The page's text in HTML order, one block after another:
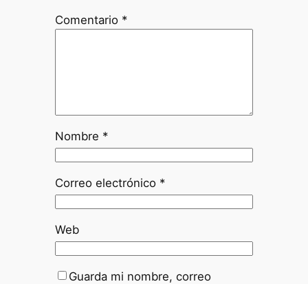
Comentario *
Nombre *
Correo electrónico *
Web
Guarda mi nombre, correo